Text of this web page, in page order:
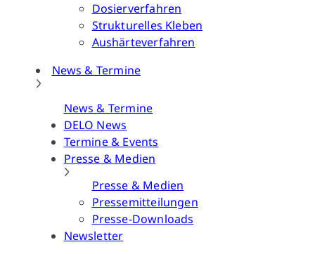
Dosierverfahren
Strukturelles Kleben
Aushärteverfahren
News & Termine
News & Termine
DELO News
Termine & Events
Presse & Medien
Presse & Medien
Pressemitteilungen
Presse-Downloads
Newsletter